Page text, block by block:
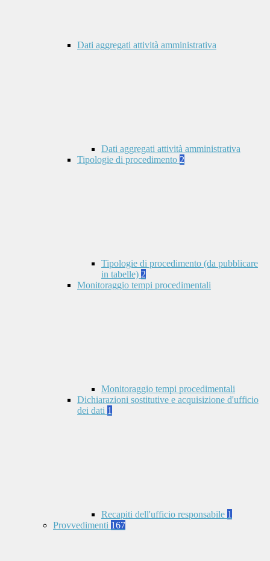
Dati aggregati attività amministrativa
Dati aggregati attività amministrativa
Tipologie di procedimento 2
Tipologie di procedimento (da pubblicare
in tabelle) 2
Monitoraggio tempi procedimentali
Monitoraggio tempi procedimentali
Dichiarazioni sostitutive e acquisizione d'ufficio
dei dati 1
Recapiti dell'ufficio responsabile 1
Provvedimenti 167